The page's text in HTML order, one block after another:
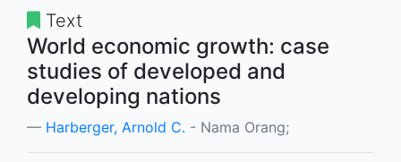
Text
World economic growth: case
studies of developed and
developing nations
Harberger, Arnold C. - Nama Orang;